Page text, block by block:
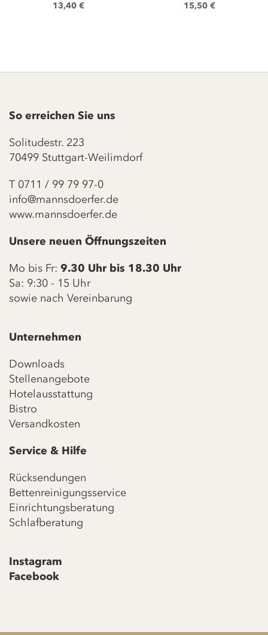
13,40 €
15,50 €
So erreichen Sie uns
Solitudestr. 223
70499 Stuttgart-Weilimdorf
T 0711 / 99 79 97-0
info@mannsdoerfer.de
www.mannsdoerfer.de
Unsere neuen Öffnungszeiten
Mo bis Fr: 9.30 Uhr bis 18.30 Uhr
Sa: 9:30 - 15 Uhr
sowie nach Vereinbarung
Unternehmen
Downloads
Stellenangebote
Hotelausstattung
Bistro
Versandkosten
Service & Hilfe
Rücksendungen
Bettenreinigungsservice
Einrichtungsberatung
Schlafberatung
Instagram
Facebook